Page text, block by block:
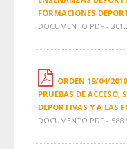
FORMACIONES
DOCUMENTO PDF -
ORDEN 19/04/
PRUEBAS DE
DEPORTIVAS Y A LAS
DOCUMENTO PDF -